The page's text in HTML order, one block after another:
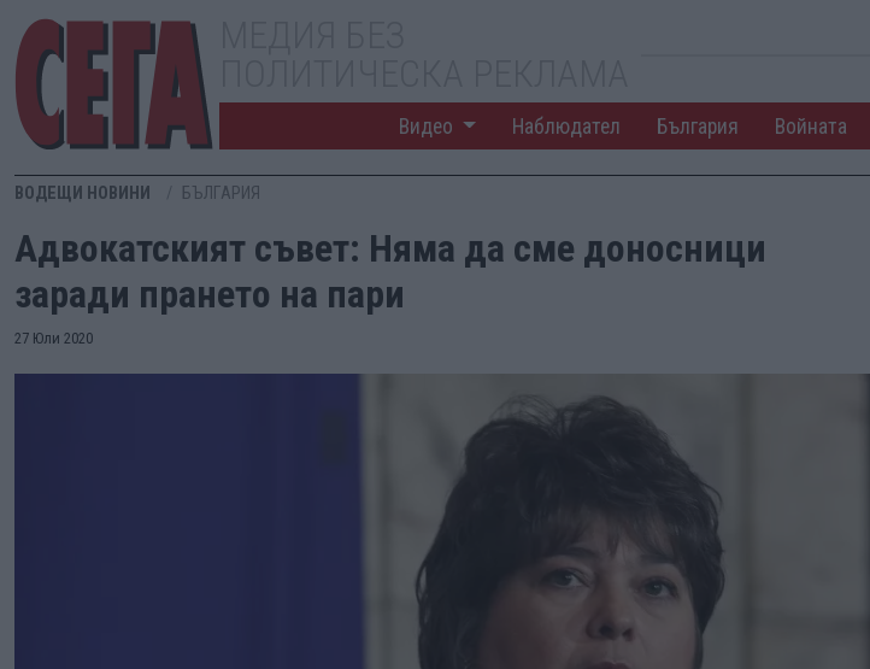
Видео Наблюдател България Войната
ВОДЕЩИ НОВИНИ БЪЛГАРИЯ
Адвокатският съвет: Няма да сме доносници
заради прането на пари
27 Юли 2020